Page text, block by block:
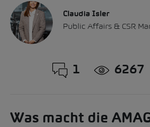
Claudia Isler
Public Affairs & CSR
1 6267
Was macht die